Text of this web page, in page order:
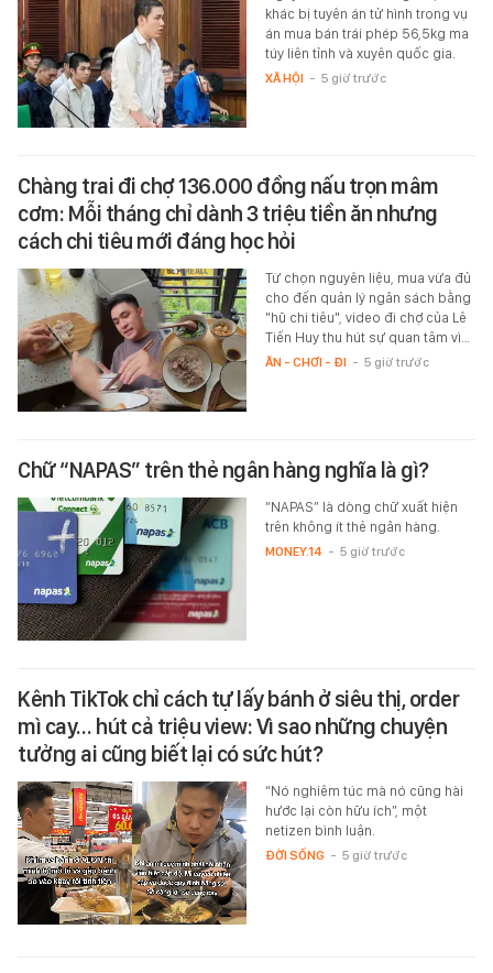
khác bị tuyên án tử hình trong vụ
án mua bán trái phép 56,5kg ma
túy liên tỉnh và xuyên quốc gia.
XÃ HỘI - 5 giờ trước
Chàng trai đi chợ 136.000 đồng nấu trọn mâm
cơm: Mỗi tháng chỉ dành 3 triệu tiền ăn nhưng
cách chi tiêu mới đáng học hỏi
Từ chọn nguyên liệu, mua vừa đủ
cho đến quản lý ngân sách bằng
"hũ chi tiêu", video đi chợ của Lê
Tiến Huy thu hút sự quan tâm vì…
ĂN - CHƠI - ĐI - 5 giờ trước
Chữ “NAPAS” trên thẻ ngân hàng nghĩa là gì?
“NAPAS” là dòng chữ xuất hiện
trên không ít thẻ ngân hàng.
MONEY.14 - 5 giờ trước
Kênh TikTok chỉ cách tự lấy bánh ở siêu thị, order
mì cay… hút cả triệu view: Vì sao những chuyện
tưởng ai cũng biết lại có sức hút?
“Nó nghiêm túc mà nó cũng hài
hước lại còn hữu ích”, một
netizen bình luận.
ĐỜI SỐNG - 5 giờ trước